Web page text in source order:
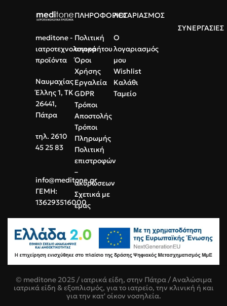
μετρήσεις και ακριβή μεταφορά
παλμού.
Επαγγελματική Χρήση:
επαναλαμβανόμενες
εφαρμογές, φιλικά προς τον
Επαγγελματική Ποιότητα:
αγωγιμότητα και αντοχή για
meditone -
ιατροτεχνολογικά
προϊόντα
Ναυμαχίας
Έλλης 1, ΤΚ
26441,
Πάτρα
τηλ. 2610
45 25 83
info@meditone.gr
ΓΕΜΗ:
136293516000
ΠΛΗΡΟΦΟΡΙΕΣ
Πολιτική
απορρήτου
Όροι
Χρήσης
Εργαλεία
GDPR
Τρόποι
Αποστολής
Τρόποι
Πληρωμής
Πολιτική
επιστροφών
–
ακυρώσεων
Σχετικά με
εμάς
ΛΟΓΑΡΙΑΣΜΟΣ
Ο
λογαριασμός
μου
Wishlist
Καλάθι
Ταμείο
ΣΥΝΕΡΓΑΣΙΕΣ
© meditone 2025 / ιατρικά είδη, στην Πάτρα / Αναλώσιμα
ιατρικά είδη & εξοπλισμός, για το ιατρείο, την κλινική ή και
για την κατ' οίκον νοσηλεία.